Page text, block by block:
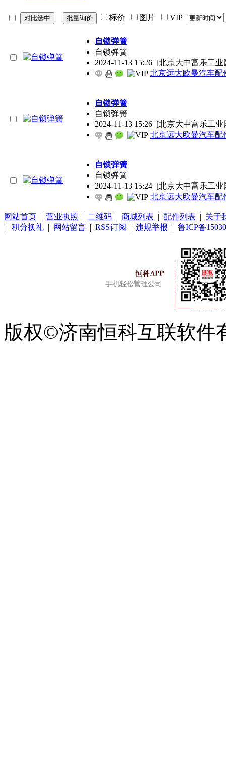
标价 图片 VIP
自锁弹簧
自锁弹簧
2024-11-13 15:26 [北京大中富乐工业
北京远大欧曼汽车配
自锁弹簧
自锁弹簧
2024-11-13 15:26 [北京大中富乐工业
北京远大欧曼汽车配
自锁弹簧
自锁弹簧
2024-11-13 15:24 [北京大中富乐工业
北京远大欧曼汽车配
网站首页 | 营业执照 | 二维码 | 商城列表 | 配件列表 | 关于
| 积分换礼 | 网站留言 | RSS订阅 | 违规举报 | 鲁ICP备
版权©济南恒科互联软件